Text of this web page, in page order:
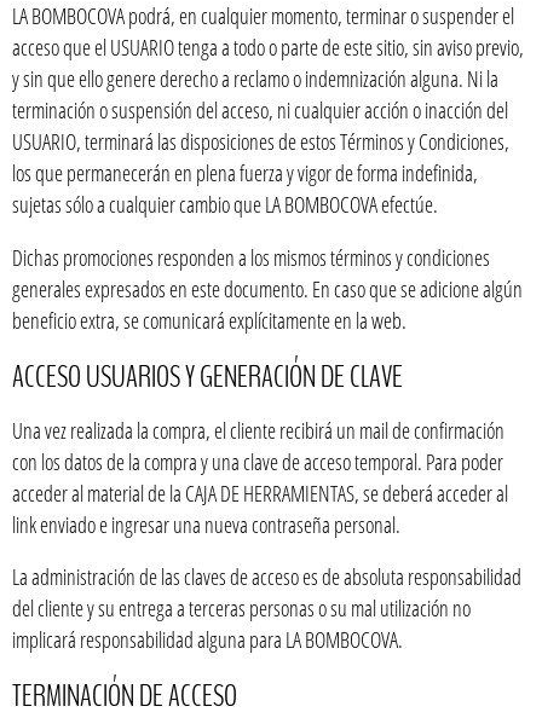
LA BOMBOCOVA podrá, en cualquier momento, terminar o suspender el
acceso que el USUARIO tenga a todo o parte de este sitio, sin aviso previo,
y sin que ello genere derecho a reclamo o indemnización alguna. Ni la
terminación o suspensión del acceso, ni cualquier acción o inacción del
USUARIO, terminará las disposiciones de estos Términos y Condiciones,
los que permanecerán en plena fuerza y vigor de forma indefinida,
sujetas sólo a cualquier cambio que LA BOMBOCOVA efectúe.
Dichas promociones responden a los mismos términos y condiciones
generales expresados en este documento. En caso que se adicione algún
beneficio extra, se comunicará explícitamente en la web.
ACCESO USUARIOS Y GENERACIÓN DE CLAVE
Una vez realizada la compra, el cliente recibirá un mail de confirmación
con los datos de la compra y una clave de acceso temporal. Para poder
acceder al material de la CAJA DE HERRAMIENTAS, se deberá acceder al
link enviado e ingresar una nueva contraseña personal.
La administración de las claves de acceso es de absoluta responsabilidad
del cliente y su entrega a terceras personas o su mal utilización no
implicará responsabilidad alguna para LA BOMBOCOVA.
TERMINACIÓN DE ACCESO